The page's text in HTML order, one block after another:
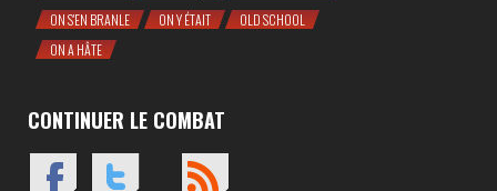
ON S'EN BRANLE
ON Y ÉTAIT
OLD SCHOOL
ON A HÂTE
CONTINUER LE COMBAT